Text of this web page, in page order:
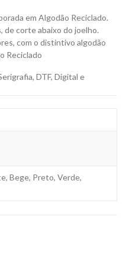
em Algodão Reciclado.
de corte abaixo do joelho.
com o distintivo algodão
Reciclado
DTF, Digital e
Bege, Preto, Verde,